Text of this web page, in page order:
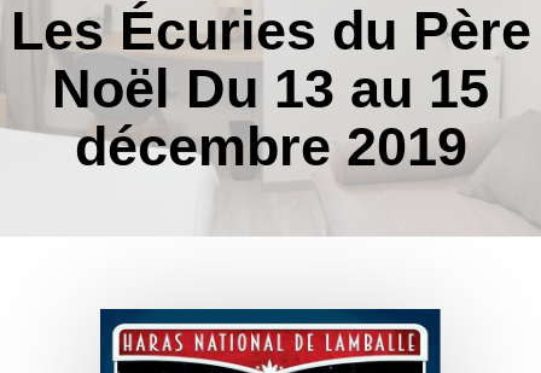
Les Écuries du Père
Noël Du 13 au 15
décembre 2019